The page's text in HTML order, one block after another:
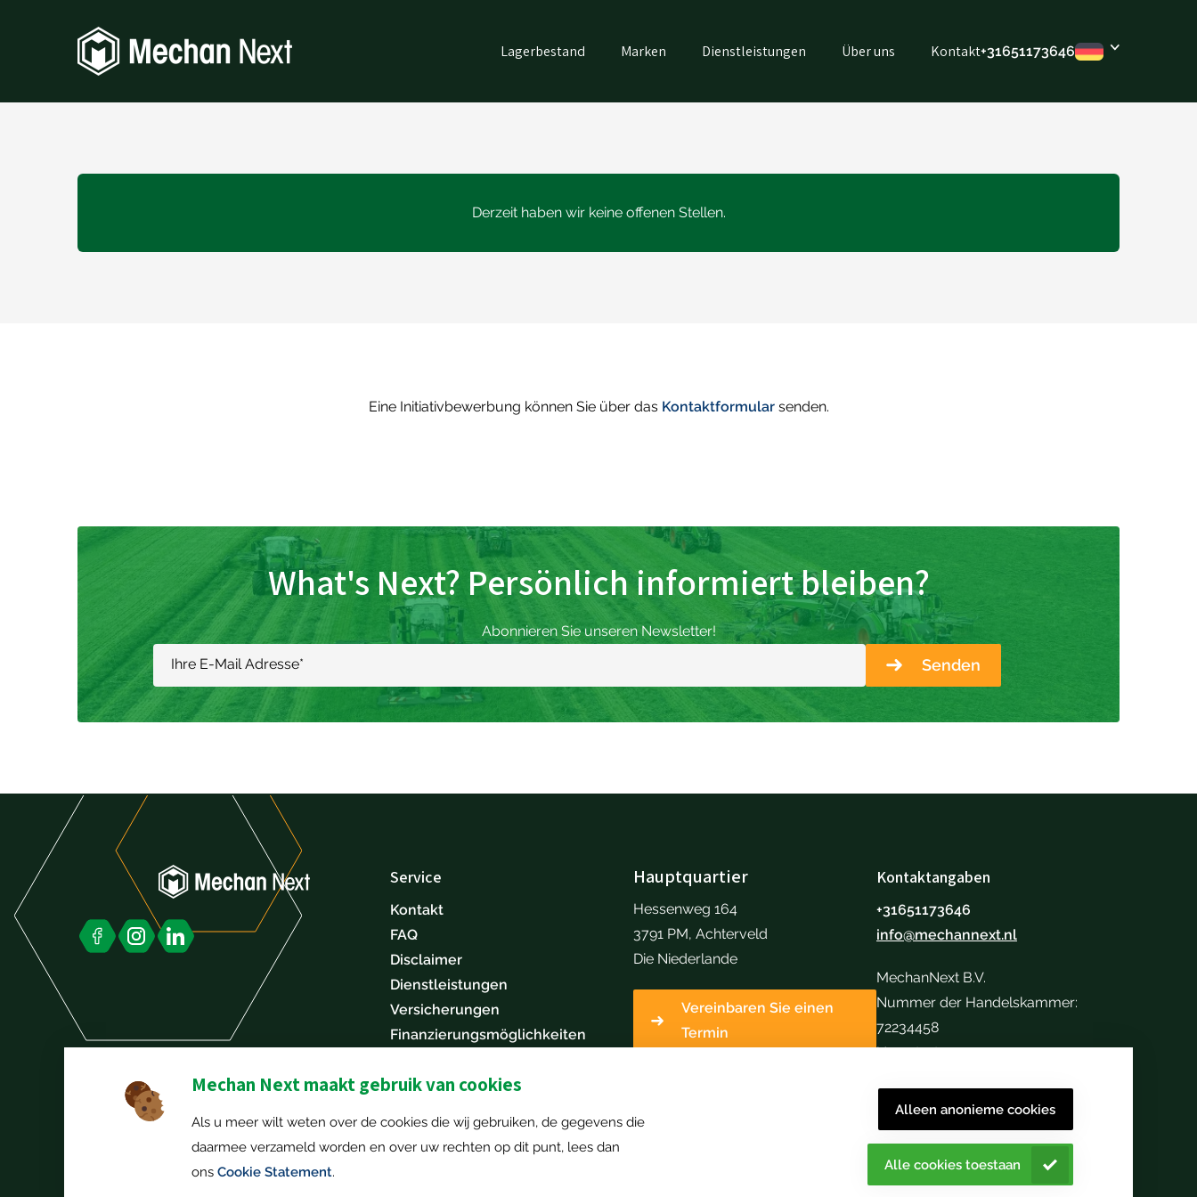
Mechan Next maakt gebruik van cookies
Als u meer wilt weten over de cookies die wij gebruiken, de gegevens die
daarmee verzameld worden en over uw rechten op dit punt, lees dan
ons Cookie Statement.
Alleen anonieme cookies
Alle cookies toestaan
Lagerbestand Marken Dienstleistungen Über uns Kontakt+31651173646
Derzeit haben wir keine offenen Stellen.
Eine Initiativbewerbung können Sie über das Kontaktformularsenden.
What's Next? Persönlich informiert bleiben?
Abonnieren Sie unseren Newsletter!
Ihre E-Mail Adresse* Senden
Service
Kontakt
FAQ
Disclaimer
Dienstleistungen
Versicherungen
Finanzierungsmöglichkeiten
Hauptquartier
Hessenweg 164
3791 PM, Achterveld
Die Niederlande
Vereinbaren Sie einen
Termin
Kontaktangaben
+31651173646
info@mechannext.nl
MechanNext B.V.
Nummer der Handelskammer:
72234458
Umsatzsteuer-
NL859040057B01